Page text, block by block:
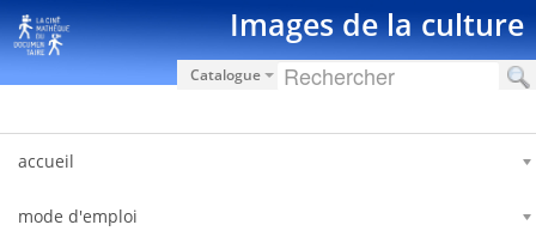
内容へスキップ Images de la culture
Catalogue
accueil
mode d'emploi